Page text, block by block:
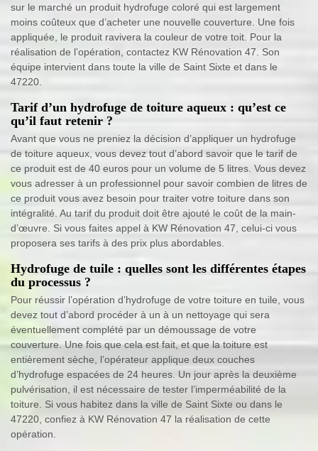
sur le marché un produit hydrofuge coloré qui est largement
moins coûteux que d’acheter une nouvelle couverture. Une fois
appliquée, le produit ravivera la couleur de votre toit. Pour la
réalisation de l’opération, contactez KW Rénovation 47. Son
équipe intervient dans toute la ville de Saint Sixte et dans le
47220.
Tarif d’un hydrofuge de toiture aqueux : qu’est ce
qu’il faut retenir ?
Avant que vous ne preniez la décision d’appliquer un hydrofuge
de toiture aqueux, vous devez tout d’abord savoir que le tarif de
ce produit est de 40 euros pour un volume de 5 litres. Vous devez
vous adresser à un professionnel pour savoir combien de litres de
ce produit vous avez besoin pour traiter votre toiture dans son
intégralité. Au tarif du produit doit être ajouté le coût de la main-
d’œuvre. Si vous faites appel à KW Rénovation 47, celui-ci vous
proposera ses tarifs à des prix plus abordables.
Hydrofuge de tuile : quelles sont les différentes étapes
du processus ?
Pour réussir l’opération d’hydrofuge de votre toiture en tuile, vous
devez tout d’abord procéder à un à un nettoyage qui sera
éventuellement complété par un démoussage de votre
couverture. Une fois que cela est fait, et que la toiture est
entièrement sèche, l’opérateur applique deux couches
d’hydrofuge espacées de 24 heures. Un jour après la deuxième
pulvérisation, il est nécessaire de tester l’imperméabilité de la
toiture. Si vous habitez dans la ville de Saint Sixte ou dans le
47220, confiez à KW Rénovation 47 la réalisation de cette
opération.